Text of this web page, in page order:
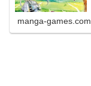
manga-games.com